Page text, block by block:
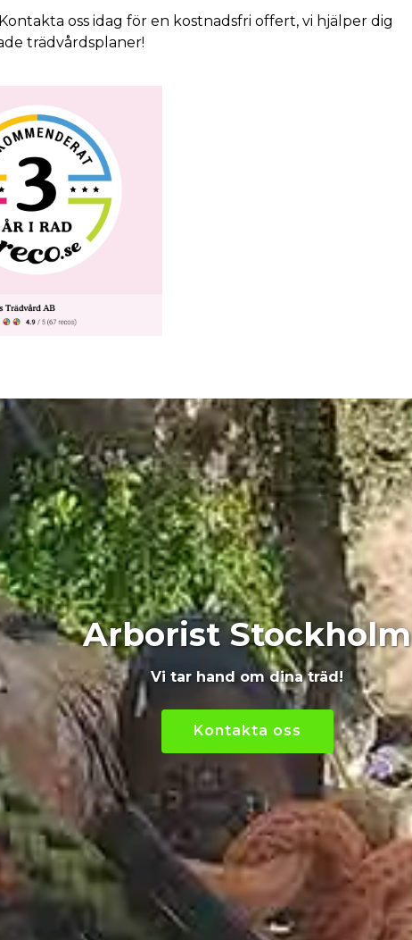
oss idag för en kostnadsfri offert, vi hjälper dig
trädvårdsplaner!
Arborist Stockholm
Vi tar hand om dina träd!
Kontakta oss